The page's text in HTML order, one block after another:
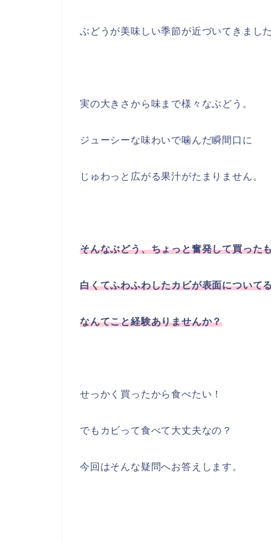
ぶどうが美味しい季節が近づいてきまし
実の大きさから味まで様々なぶどう。
ジューシーな味わいで噛んだ瞬間口に
じゅわっと広がる果汁がたまりません。
そんなぶどう、ちょっと奮発して買った
白くてふわふわしたカビが表面について
なんてこと経験ありませんか？
せっかく買ったから食べたい！
でもカビって食べて大丈夫なの？
今回はそんな疑問へお答えします。